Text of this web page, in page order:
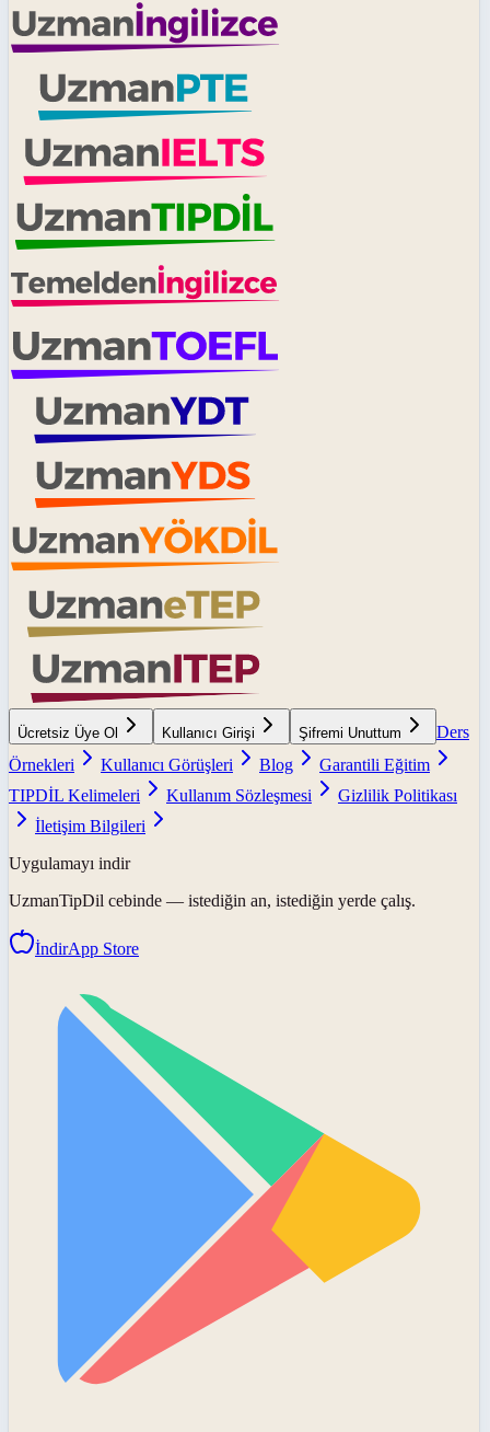
Ücretsiz Üye Ol Kullanıcı Girişi Şifremi Unuttum
Ders
Örnekleri
Kullanıcı Görüşleri Blog
Garantili Eğitim
TIPDİL Kelimeleri
Kullanım Sözleşmesi
Gizlilik Politikası
İletişim Bilgileri
Uygulamayı indir
UzmanTipDil cebinde — istediğin an, istediğin yerde çalış.
İndirApp Store